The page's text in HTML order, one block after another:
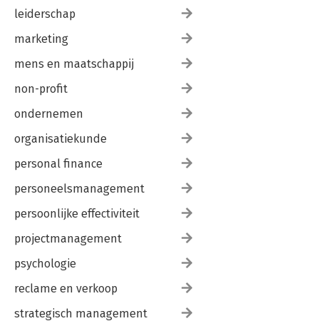
leiderschap
marketing
mens en maatschappij
non-profit
ondernemen
organisatiekunde
personal finance
personeelsmanagement
persoonlijke effectiviteit
projectmanagement
psychologie
reclame en verkoop
strategisch management